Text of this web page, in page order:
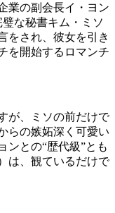
業の副会長イ・ヨン
な秘書キム・ミソ
をされ、彼女を引き
を開始するロマンチ
が、ミソの前だけで
らの嫉妬深く可愛い
ンとの“歴代級”とも
は、観ているだけで